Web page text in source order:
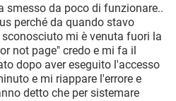
WHATSAPP
FACEBOOK
WINDOWS 10
WHATSAPP
FACEBOOK
smesso da poco di funzionare..
perché da quando stavo
mi è venuta fuori la
not page" credo e mi fa il
dopo aver eseguito l'accesso
e mi riappare l'errore e
detto che per sistemare